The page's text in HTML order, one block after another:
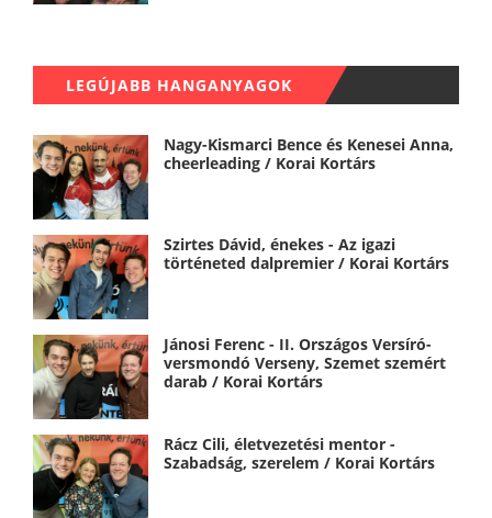
LEGÚJABB HANGANYAGOK
Nagy-Kismarci Bence és Kenesei Anna,
cheerleading / Korai Kortárs
Szirtes Dávid, énekes - Az igazi
történeted dalpremier / Korai Kortárs
Jánosi Ferenc - II. Országos Versíró-
versmondó Verseny, Szemet szemért
darab / Korai Kortárs
Rácz Cili, életvezetési mentor -
Szabadság, szerelem / Korai Kortárs